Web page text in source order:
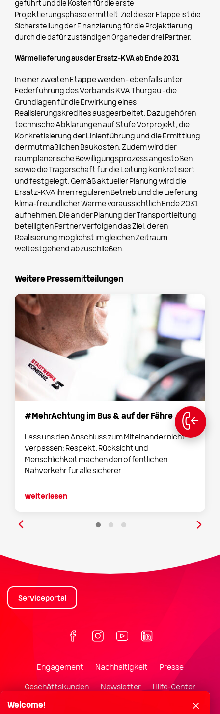
geführt und die Kosten für die erste
Projektierungsphase ermittelt. Ziel dieser Etappe ist die
Sicherstellung der Finanzierung für die Projektierung
durch die dafür zuständigen Organe der drei Partner.
Wärmelieferung aus der Ersatz-KVA ab Ende 2031
In einer zweiten Etappe werden – ebenfalls unter
Federführung des Verbands KVA Thurgau – die
Grundlagen für die Erwirkung eines
Realisierungskredites ausgearbeitet. Dazu gehören
technische Abklärungen auf Stufe Vorprojekt, die
Konkretisierung der Linienführung und die Ermittlung
der mutmaßlichen Baukosten. Zudem wird der
raumplanerische Bewilligungsprozess angestoßen
sowie die Trägerschaft für die Leitung konkretisiert
und festgelegt. Gemäß aktueller Planung wird die
Ersatz-KVA ihren regulären Betrieb und die Lieferung
klima-freundlicher Wärme voraussichtlich Ende 2031
aufnehmen. Die an der Planung der Transportleitung
beteiligten Partner verfolgen das Ziel, deren
Realisierung möglichst im gleichen Zeitraum
weitestgehend abzuschließen.
Weitere Pressemitteilungen
#MehrAchtung im Bus & auf der Fähre
Lass uns den Anschluss zum Miteinander nicht
verpassen: Respekt, Rücksicht und
Menschlichkeit machen den öffentlichen
Nahverkehr für alle sicherer ...
Weiterlesen
Serviceportal
Engagement Nachhaltigkeit Presse
Geschäftskunden Newsletter Hilfe-Center
Welcome!